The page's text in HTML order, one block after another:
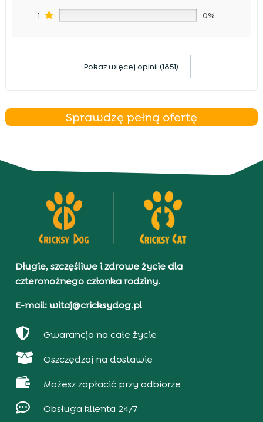
1 0%
Pokaz więcej opinii (1851)
Sprawdzę pełną ofertę
Długie, szczęśliwe i zdrowe życie dla
czteronożnego członka rodziny.
E-mail: witaj@cricksydog.pl
 Gwarancja na całe życie
 Oszczędzaj na dostawie
 Możesz zapłacić przy odbiorze
 Obsługa klienta 24/7